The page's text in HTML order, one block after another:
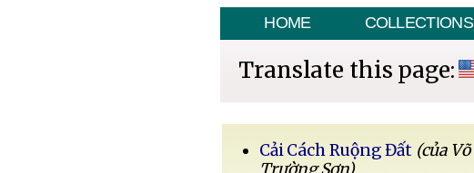
HOME COLLECTIONS
Translate this page:
Cải Cách Ruộng Đất (của Võ
Trường Sơn)